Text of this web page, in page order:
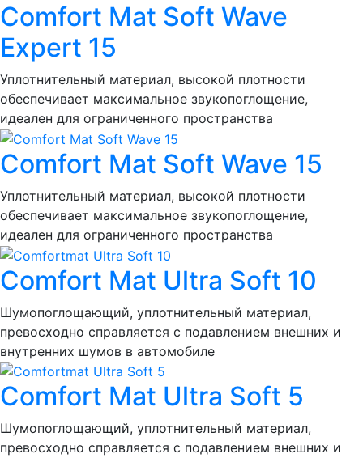
Comfort Mat Soft Wave
Expert 15
Уплотнительный материал, высокой плотности
обеспечивает максимальное звукопоглощение,
идеален для ограниченного пространства
Comfort Mat Soft Wave 15
Уплотнительный материал, высокой плотности
обеспечивает максимальное звукопоглощение,
идеален для ограниченного пространства
Comfort Mat Ultra Soft 10
Шумопоглощающий, уплотнительный материал,
превосходно справляется с подавлением внешних и
внутренних шумов в автомобиле
Comfort Mat Ultra Soft 5
Шумопоглощающий, уплотнительный материал,
превосходно справляется с подавлением внешних и